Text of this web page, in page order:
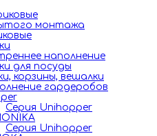
монтажа
наполнение
для посуды
корзины, вешалки
гардеробов
Серия Unihopper
Серия Unihopper